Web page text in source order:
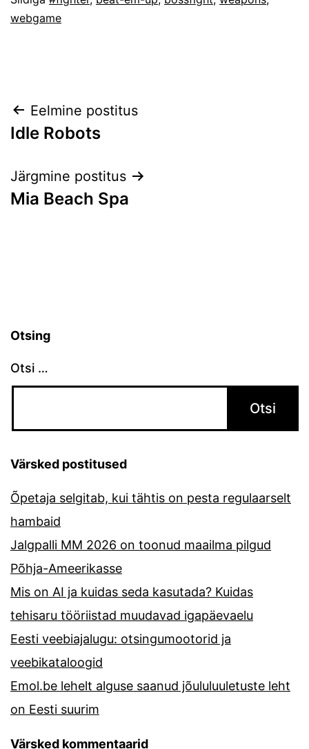
webgame
Navigeerimine
Eelmine postitus
Idle Robots
Järgmine postitus
Mia Beach Spa
Otsing
Otsi …
Värsked postitused
Õpetaja selgitab, kui tähtis on pesta regulaarselt
hambaid
Jalgpalli MM 2026 on toonud maailma pilgud
Põhja-Ameerikasse
Mis on AI ja kuidas seda kasutada? Kuidas
tehisaru tööriistad muudavad igapäevaelu
Eesti veebiajalugu: otsingumootorid ja
veebikataloogid
Emol.be lehelt alguse saanud jõululuuletuste leht
on Eesti suurim
Värsked kommentaarid